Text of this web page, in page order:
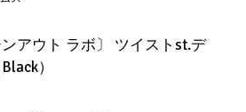
アウト ラボ〕 ツイストst.デ
）